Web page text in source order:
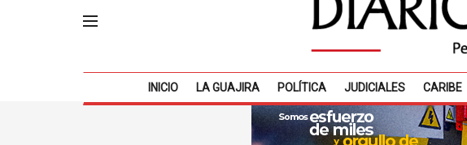
INICIO LA GUAJIRA POLÍTICA JUDICIALES CARIBE